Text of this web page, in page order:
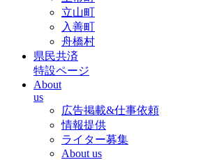
立山町
入善町
舟橋村
県民共済
特設ページ
About
us
広告掲載&仕事依頼
情報提供
ライター募集
About us